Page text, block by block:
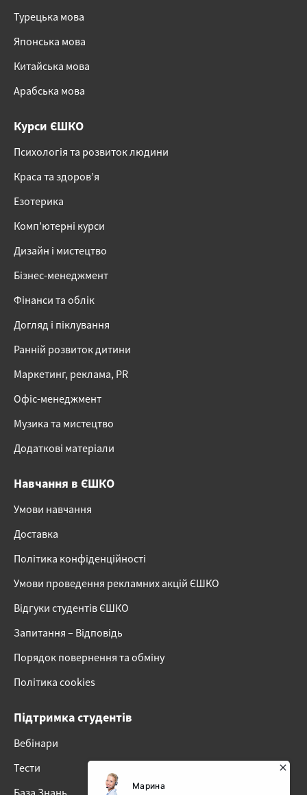
Турецька мова
Японська мова
Китайська мова
Арабська мова
Курси ЄШКО
Психологія та розвиток людини
Краса та здоров’я
Езотерика
Комп’ютерні курси
Дизайн і мистецтво
Бізнес-менеджмент
Фінанси та облік
Догляд і піклування
Ранній розвиток дитини
Маркетинг, реклама, PR
Офіс-менеджмент
Музика та мистецтво
Додаткові матеріали
Навчання в ЄШКО
Умови навчання
Доставка
Політика конфіденційності
Умови проведення рекламних акцій ЄШКО
Відгуки студентів ЄШКО
Запитання – Відповідь
Порядок повернення та обміну
Політика cookies
Підтримка студентів
Вебінари
Тести
База Знань